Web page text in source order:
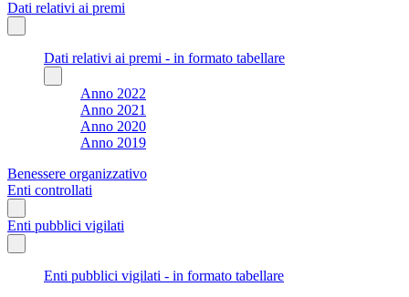
Dati relativi ai premi
Dati relativi ai premi - in formato tabellare
Anno 2022
Anno 2021
Anno 2020
Anno 2019
Benessere organizzativo
Enti controllati
Enti pubblici vigilati
Enti pubblici vigilati - in formato tabellare